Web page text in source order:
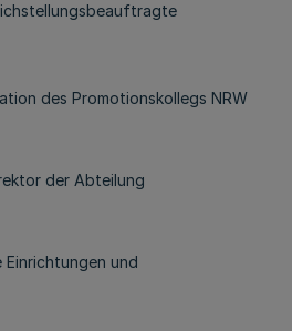
des Promotionskollegs NRW
der Abteilung
und